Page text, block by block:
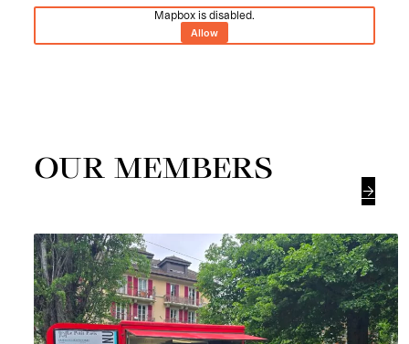
Mapbox is disabled.
Allow
OUR MEMBERS
